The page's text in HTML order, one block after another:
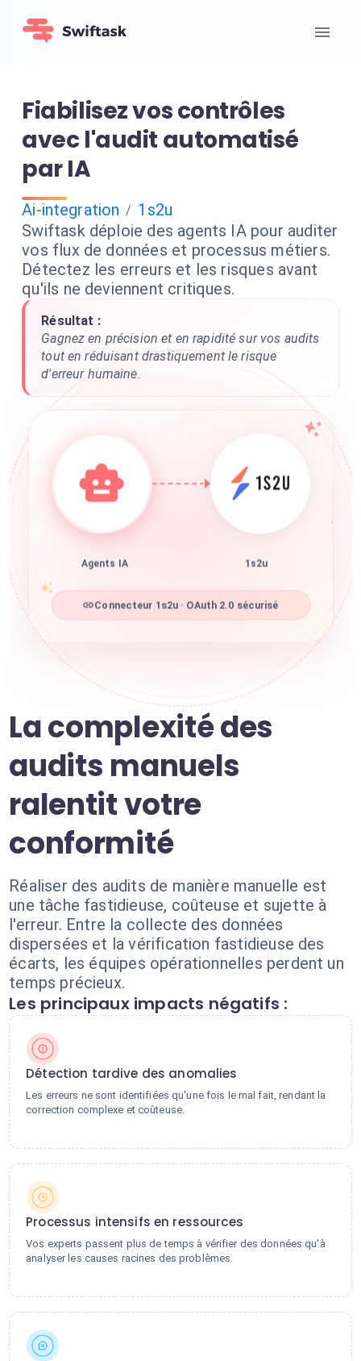
Fiabilisez vos contrôles
avec l'audit automatisé
par IA
Ai-integration / 1s2u
Swiftask déploie des agents IA pour auditer
vos flux de données et processus métiers.
Détectez les erreurs et les risques avant
qu'ils ne deviennent critiques.
Résultat :
Gagnez en précision et en rapidité sur vos audits
tout en réduisant drastiquement le risque
d'erreur humaine.
Agents IA 1s2u
Connecteur 1s2u · OAuth 2.0 sécurisé
La complexité des
audits manuels
ralentit votre
conformité
Réaliser des audits de manière manuelle est
une tâche fastidieuse, coûteuse et sujette à
l'erreur. Entre la collecte des données
dispersées et la vérification fastidieuse des
écarts, les équipes opérationnelles perdent un
temps précieux.
Les principaux impacts négatifs :
Détection tardive des anomalies
Les erreurs ne sont identifiées qu'une fois le mal fait, rendant la
correction complexe et coûteuse.
Processus intensifs en ressources
Vos experts passent plus de temps à vérifier des données qu'à
analyser les causes racines des problèmes.